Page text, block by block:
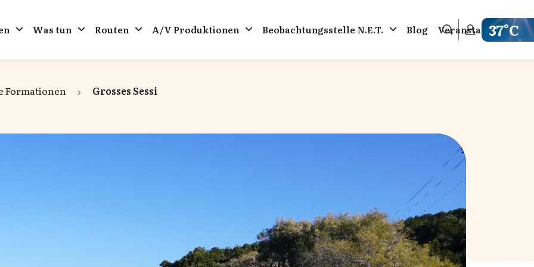
Was tun Routen A/V Produktionen Beobachtungsstelle N.E.T. Blog Veranstaltungen
37°C
Get
Formationen Grosses Sessi